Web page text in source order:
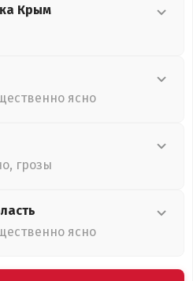
Крым
ясно
грозы
ясно